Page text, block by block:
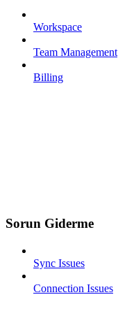
Workspace
Team Management
Billing
Sorun Giderme
Sync Issues
Connection Issues